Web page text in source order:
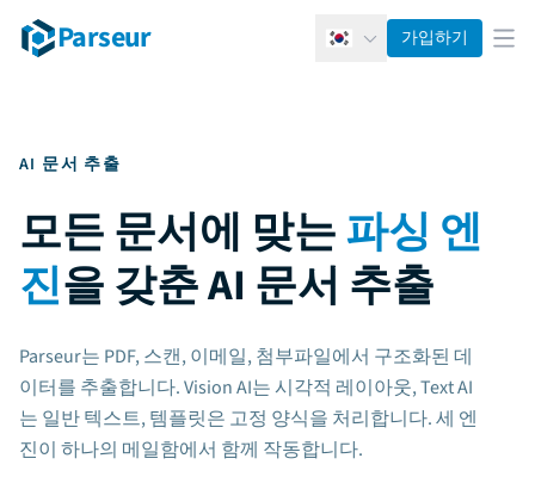
Parseur 한국어가입하기 메
AI 문서 추출
모든 문서에 맞는파싱 엔
진을 갖춘 AI 문서 추출
Parseur는 PDF, 스캔, 이메일, 첨부파일에서 구조화된 데
이터를 추출합니다. Vision AI는 시각적 레이아웃, Text AI
는 일반 텍스트, 템플릿은 고정 양식을 처리합니다. 세 엔
진이 하나의 메일함에서 함께 작동합니다.